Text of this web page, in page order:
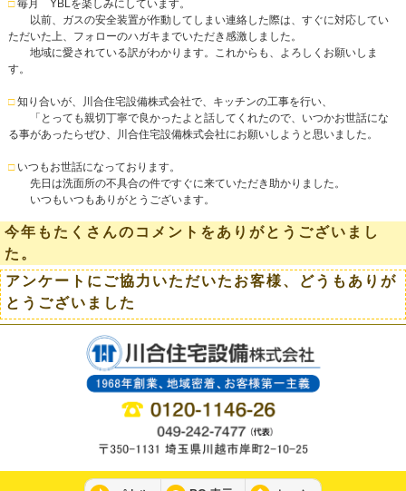
□毎月 YBLを楽しみにしています。
以前、ガスの安全装置が作動してしまい連絡した際は、すぐに対応してい
ただいた上、フォローのハガキまでいただき感激しました。
地域に愛されている訳がわかります。これからも、よろしくお願いしま
す。
□知り合いが、川合住宅設備株式会社で、キッチンの工事を行い、
「とっても親切丁寧で良かったよと話してくれたので、いつかお世話にな
る事があったらぜひ、川合住宅設備株式会社にお願いしようと思いました。
□いつもお世話になっております。
先日は洗面所の不具合の件ですぐに来ていただき助かりました。
いつもいつもありがとうございます。
今年もたくさんのコメントをありがとうございまし
た。
アンケートにご協力いただいたお客様、どうもありが
とうございました